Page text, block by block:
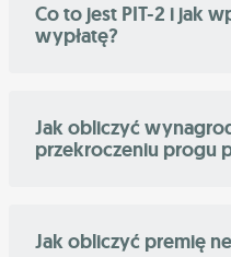
Co to jest PIT-2 i jak
wypłatę?
Jak obliczyć
przekroczeniu progu
Jak obliczyć premię